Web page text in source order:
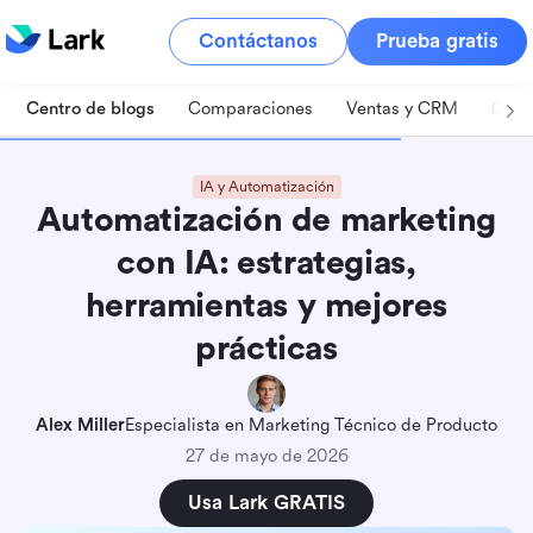
Contáctanos Prueba gratis
Centro de blogs Comparaciones Ventas y CRM
IA y Automatización
Automatización de marketing
con IA: estrategias,
herramientas y mejores
prácticas
Alex MillerEspecialista en Marketing Técnico de Producto
27 de mayo de 2026
Usa Lark GRATIS